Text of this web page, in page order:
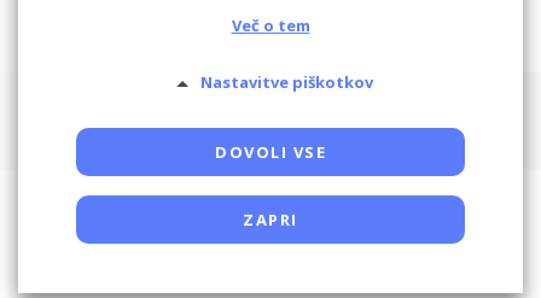
Več o tem
Nastavitve piškotkov
DOVOLI VSE
ZAPRI